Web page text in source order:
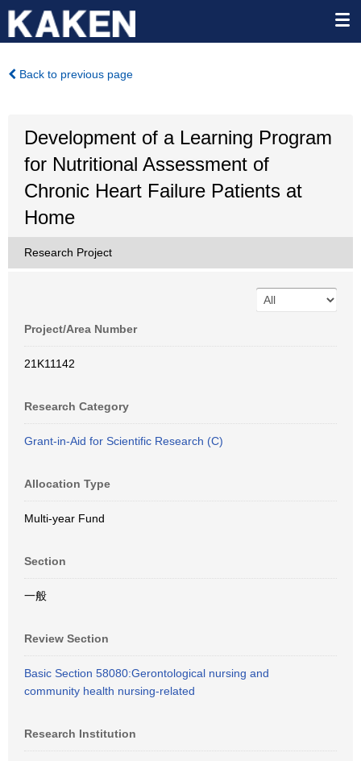
Back to previous page
Development of a Learning Program
for Nutritional Assessment of
Chronic Heart Failure Patients at
Home
Research Project
Project/Area Number
21K11142
Research Category
Grant-in-Aid for Scientific Research (C)
Allocation Type
Multi-year Fund
Section
一般
Review Section
Basic Section 58080:Gerontological nursing and
community health nursing-related
Research Institution